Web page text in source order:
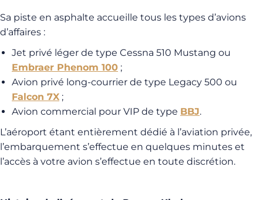
Sa piste en asphalte accueille tous les types d’avions
d’affaires :
Jet privé léger de type Cessna 510 Mustang ou
Embraer Phenom 100 ;
Avion privé long-courrier de type Legacy 500 ou
Falcon 7X ;
Avion commercial pour VIP de type BBJ.
L’aéroport étant entièrement dédié à l’aviation privée,
l’embarquement s’effectue en quelques minutes et
l’accès à votre avion s’effectue en toute discrétion.